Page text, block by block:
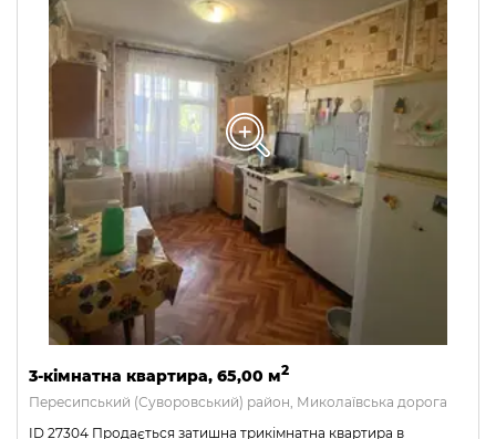
3-кімнатна квартира, 65,00 м2
Пересипський (Суворовський) район, Миколаївська дорога
ID 27304 Продається затишна трикімнатна квартира в